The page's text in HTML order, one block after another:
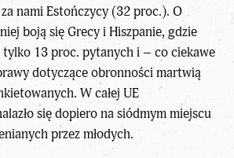
nami Estończycy (32 proc.). O
boją się Grecy i Hiszpanie, gdzie
13 proc. pytanych i – co ciekawe
dotyczące obronności martwią
W całej UE
się dopiero na siódmym miejscu
przez młodych.